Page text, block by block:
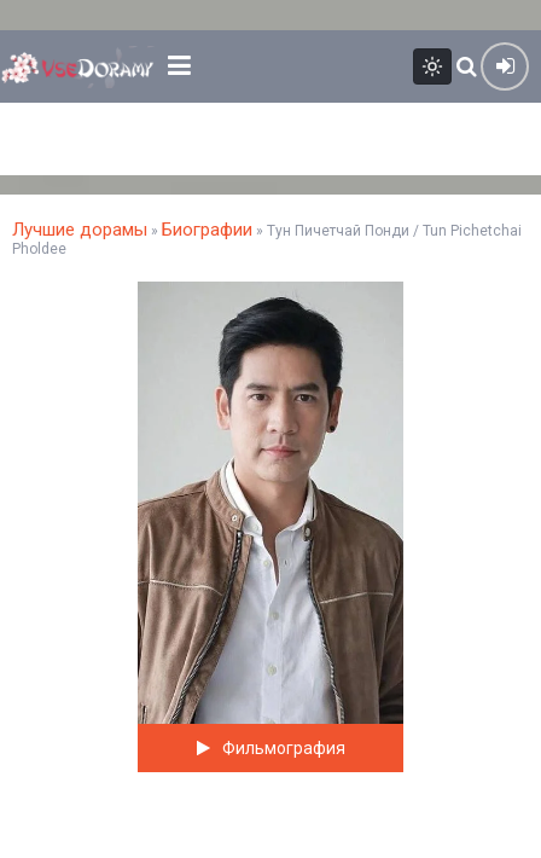
Лучшие дорамы » Биографии » Тун Пичетчай Понди / Tun Pichetchai
Pholdee
Фильмография